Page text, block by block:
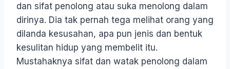
dan sifat penolong atau suka menolong dalam
dirinya. Dia tak pernah tega melihat orang yang
dilanda kesusahan, apa pun jenis dan bentuk
kesulitan hidup yang membelit itu.
Mustahaknya sifat dan watak penolong dalam